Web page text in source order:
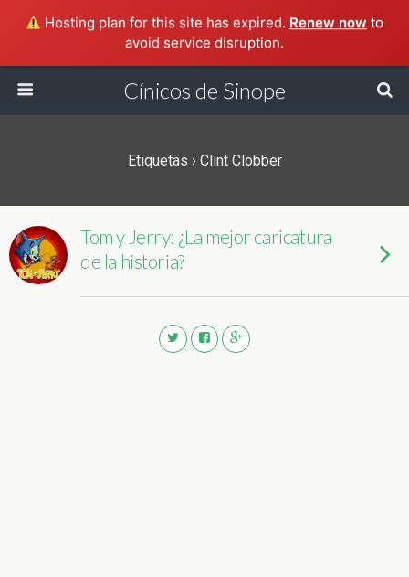
Hosting plan for this site has expired. Renew now to
avoid service disruption.
Cínicos de Sinope
Etiquetas › Clint Clobber
Tom y Jerry: ¿La mejor caricatura
de la historia?